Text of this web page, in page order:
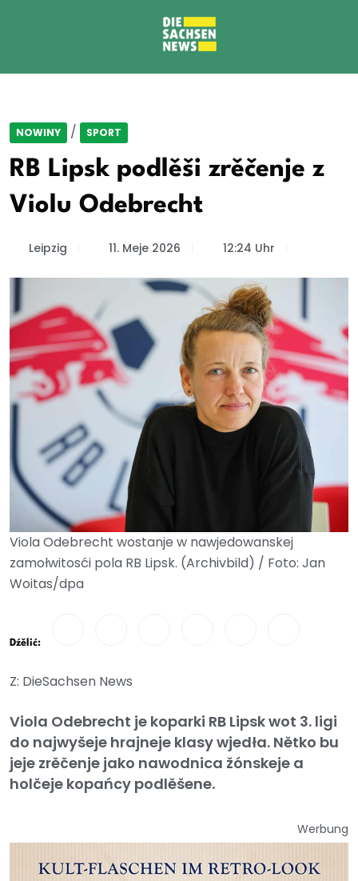
NOWINY / SPORT
RB Lipsk podlěši zrěčenje z
Violu Odebrecht
Leipzig 11. Meje 2026 12:24 Uhr
Viola Odebrecht wostanje w nawjedowanskej
zamołwitosći pola RB Lipsk. (Archivbild) / Foto: Jan
Woitas/dpa
Dźělić:
Z: DieSachsen News
Viola Odebrecht je koparki RB Lipsk wot 3. ligi
do najwyšeje hrajneje klasy wjedła. Nětko bu
jeje zrěčenje jako nawodnica žónskeje a
holčeje kopańcy podlěšene.
Werbung